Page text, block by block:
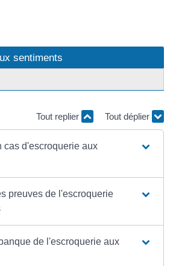
sentiments
Tout replier Tout déplier
cas d'escroquerie aux
preuves de l'escroquerie
de l'escroquerie aux